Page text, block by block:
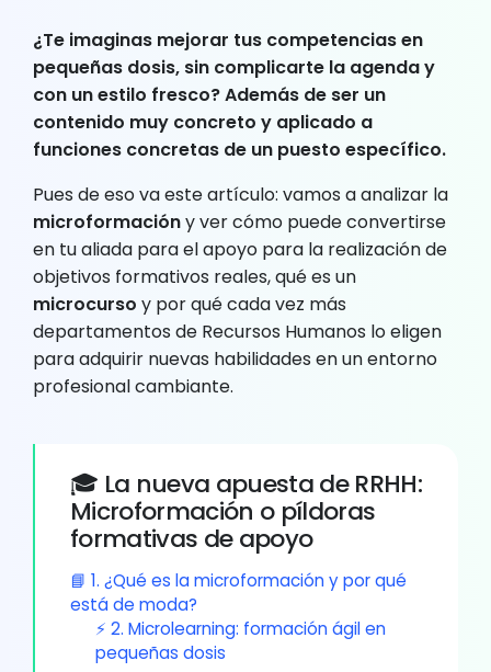
¿Te imaginas mejorar tus competencias en
pequeñas dosis, sin complicarte la agenda y
con un estilo fresco? Además de ser un
contenido muy concreto y aplicado a
funciones concretas de un puesto específico.
Pues de eso va este artículo: vamos a analizar la
microformacióny ver cómo puede convertirse
en tu aliada para el apoyo para la realización de
objetivos formativos reales, qué es un
microcurso y por qué cada vez más
departamentos de Recursos Humanos lo eligen
para adquirir nuevas habilidades en un entorno
profesional cambiante.
🎓 La nueva apuesta de RRHH:
Microformación o píldoras
formativas de apoyo
📘 1. ¿Qué es la microformación y por qué
está de moda?
⚡ 2. Microlearning: formación ágil en
pequeñas dosis